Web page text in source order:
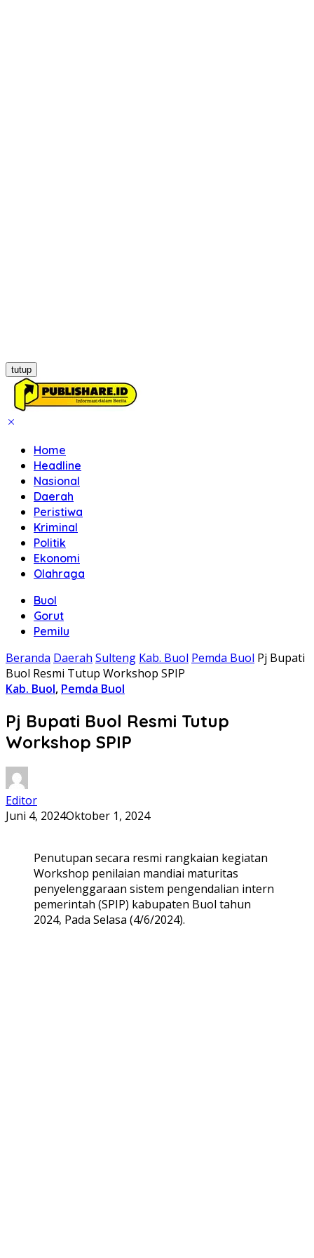
tutup
Home
Headline
Nasional
Daerah
Peristiwa
Kriminal
Politik
Ekonomi
Olahraga
Buol
Gorut
Pemilu
Beranda Daerah Sulteng Kab. Buol Pemda Buol Pj Bupati
Buol Resmi Tutup Workshop SPIP
Kab. Buol, Pemda Buol
Pj Bupati Buol Resmi Tutup
Workshop SPIP
Editor
Juni 4, 2024Oktober 1, 2024
Penutupan secara resmi rangkaian kegiatan
Workshop penilaian mandiai maturitas
penyelenggaraan sistem pengendalian intern
pemerintah (SPIP) kabupaten Buol tahun
2024, Pada Selasa (4/6/2024).